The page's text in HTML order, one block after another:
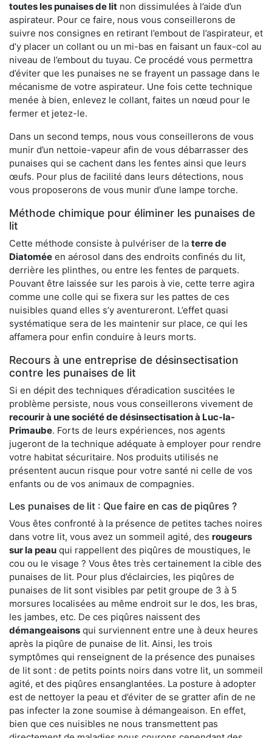
toutes les punaises de lit non dissimulées à l’aide d’un
aspirateur. Pour ce faire, nous vous conseillerons de
suivre nos consignes en retirant l’embout de l’aspirateur, et
d’y placer un collant ou un mi-bas en faisant un faux-col au
niveau de l’embout du tuyau. Ce procédé vous permettra
d’éviter que les punaises ne se frayent un passage dans le
mécanisme de votre aspirateur. Une fois cette technique
menée à bien, enlevez le collant, faites un nœud pour le
fermer et jetez-le.
Dans un second temps, nous vous conseillerons de vous
munir d’un nettoie-vapeur afin de vous débarrasser des
punaises qui se cachent dans les fentes ainsi que leurs
œufs. Pour plus de facilité dans leurs détections, nous
vous proposerons de vous munir d’une lampe torche.
Méthode chimique pour éliminer les punaises de
lit
Cette méthode consiste à pulvériser de la terre de
Diatomée en aérosol dans des endroits confinés du lit,
derrière les plinthes, ou entre les fentes de parquets.
Pouvant être laissée sur les parois à vie, cette terre agira
comme une colle qui se fixera sur les pattes de ces
nuisibles quand elles s’y aventureront. L’effet quasi
systématique sera de les maintenir sur place, ce qui les
affamera pour enfin conduire à leurs morts.
Recours à une entreprise de désinsectisation
contre les punaises de lit
Si en dépit des techniques d’éradication suscitées le
problème persiste, nous vous conseillerons vivement de
recourir à une société de désinsectisation à Luc-la-
Primaube. Forts de leurs expériences, nos agents
jugeront de la technique adéquate à employer pour rendre
votre habitat sécuritaire. Nos produits utilisés ne
présentent aucun risque pour votre santé ni celle de vos
enfants ou de vos animaux de compagnies.
Les punaises de lit : Que faire en cas de piqûres ?
Vous êtes confronté à la présence de petites taches noires
dans votre lit, vous avez un sommeil agité, des rougeurs
sur la peau qui rappellent des piqûres de moustiques, le
cou ou le visage ? Vous êtes très certainement la cible des
punaises de lit. Pour plus d’éclaircies, les piqûres de
punaises de lit sont visibles par petit groupe de 3 à 5
morsures localisées au même endroit sur le dos, les bras,
les jambes, etc. De ces piqûres naissent des
démangeaisons qui surviennent entre une à deux heures
après la piqûre de punaise de lit. Ainsi, les trois
symptômes qui renseignent de la présence des punaises
de lit sont : de petits points noirs dans votre lit, un sommeil
agité, et des piqûres ensanglantées. La posture à adopter
est de nettoyer la peau et d’éviter de se gratter afin de ne
pas infecter la zone soumise à démangeaison. En effet,
bien que ces nuisibles ne nous transmettent pas